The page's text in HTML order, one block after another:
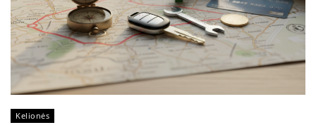
Kelionės